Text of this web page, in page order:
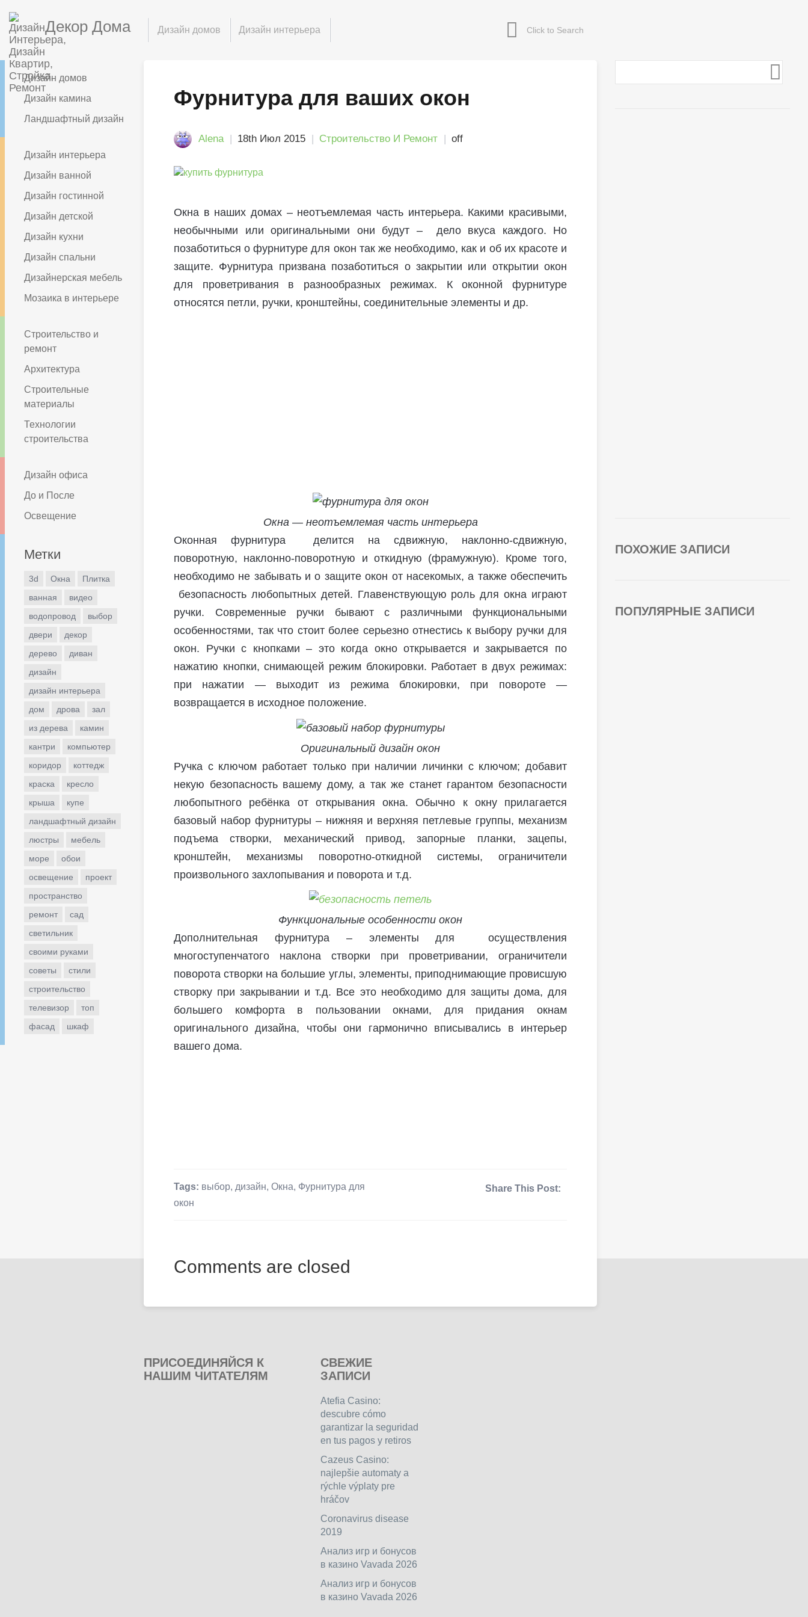
Декор Дома Дизайн домов Дизайн интерьера
Дизайн домов
Дизайн камина
Ландшафтный дизайн
Дизайн интерьера
Дизайн ванной
Дизайн гостинной
Дизайн детской
Дизайн кухни
Дизайн спальни
Дизайнерская мебель
Мозаика в интерьере
Строительство и
ремонт
Архитектура
Строительные
материалы
Технологии
строительства
Дизайн офиса
До и После
Освещение
Метки
3d Окна
Плитка
ванная
видео
водопровод
выбор
двери
декор
дерево
диван
дизайн
дизайн интерьера
дом
дрова
зал
из дерева
камин
кантри
компьютер
коридор
коттедж
краска
кресло
крыша
купе
ландшафтный дизайн
люстры
мебель
море
обои
освещение
проект
пространство
ремонт
сад
светильник
своими руками
советы
стили
строительство
телевизор
топ
фасад
шкаф
Фурнитура для ваших окон
Alena 18th Июл 2015 Строительство И Ремонт off
Окна в наших домах – неотъемлемая часть интерьера. Какими красивыми,
необычными или оригинальными они будут – дело вкуса каждого. Но
позаботиться о фурнитуре для окон так же необходимо, как и об их красоте и
защите. Фурнитура призвана позаботиться о закрытии или открытии окон
для проветривания в разнообразных режимах. К оконной фурнитуре
относятся петли, ручки, кронштейны, соединительные элементы и др.
Окна — неотъемлемая часть интерьера
Оконная фурнитура делится на сдвижную, наклонно-сдвижную,
поворотную, наклонно-поворотную и откидную (фрамужную). Кроме того,
необходимо не забывать и о защите окон от насекомых, а также обеспечить
безопасность любопытных детей. Главенствующую роль для окна играют
ручки. Современные ручки бывают с различными функциональными
особенностями, так что стоит более серьезно отнестись к выбору ручки для
окон. Ручки с кнопками – это когда окно открывается и закрывается по
нажатию кнопки, снимающей режим блокировки. Работает в двух режимах:
при нажатии — выходит из режима блокировки, при повороте —
возвращается в исходное положение.
Оригинальный дизайн окон
Ручка с ключом работает только при наличии личинки с ключом; добавит
некую безопасность вашему дому, а так же станет гарантом безопасности
любопытного ребёнка от открывания окна. Обычно к окну прилагается
базовый набор фурнитуры – нижняя и верхняя петлевые группы, механизм
подъема створки, механический привод, запорные планки, зацепы,
кронштейн, механизмы поворотно-откидной системы, ограничители
произвольного захлопывания и поворота и т.д.
Функциональные особенности окон
Дополнительная фурнитура – элементы для осуществления
многоступенчатого наклона створки при проветривании, ограничители
поворота створки на большие углы, элементы, приподнимающие провисшую
створку при закрывании и т.д. Все это необходимо для защиты дома, для
большего комфорта в пользовании окнами, для придания окнам
оригинального дизайна, чтобы они гармонично вписывались в интерьер
вашего дома.
Tags: выбор, дизайн, Окна, Фурнитура для
окон
Share This Post:
Comments are closed
ПОХОЖИЕ ЗАПИСИ
ПОПУЛЯРНЫЕ ЗАПИСИ
ПРИСОЕДИНЯЙСЯ К
НАШИМ ЧИТАТЕЛЯМ
СВЕЖИЕ
ЗАПИСИ
Atefia Casino:
descubre cómo
garantizar la seguridad
en tus pagos y retiros
Cazeus Casino:
najlepšie automaty a
rýchle výplaty pre
hráčov
Coronavirus disease
2019
Анализ игр и бонусов
в казино Vavada 2026
Анализ игр и бонусов
в казино Vavada 2026